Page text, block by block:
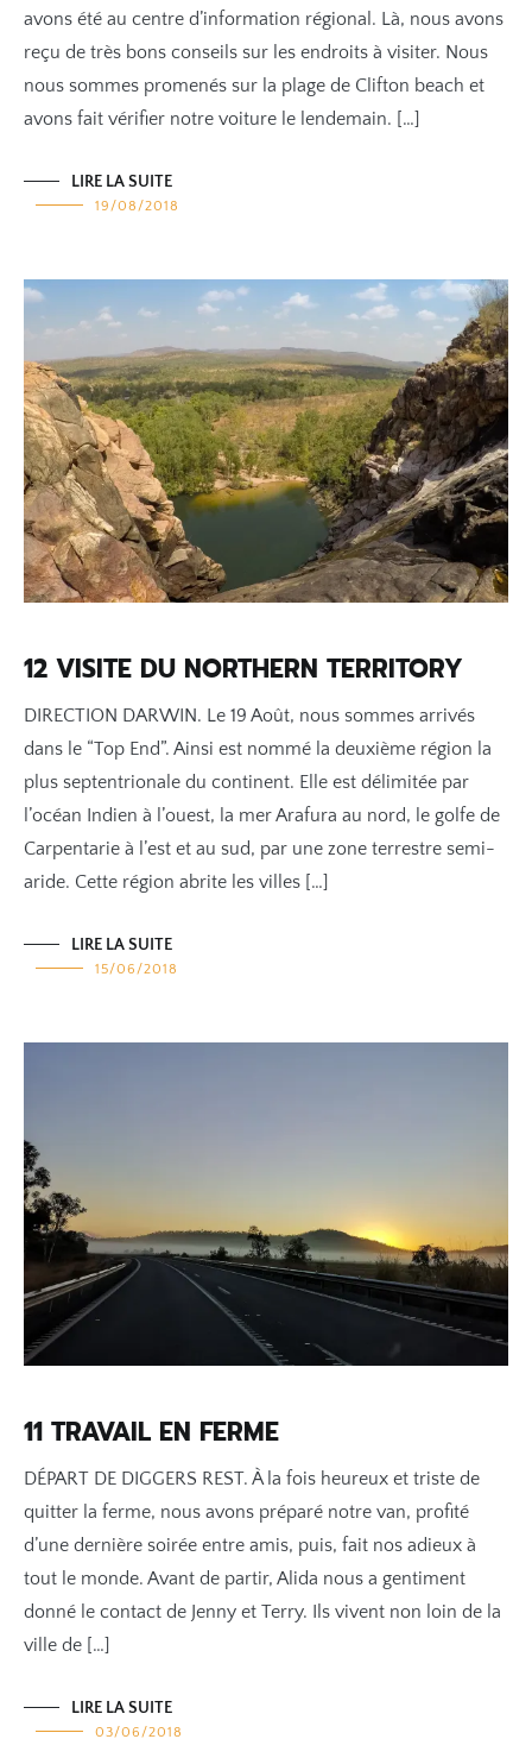
avons été au centre d’information régional. Là, nous avons
reçu de très bons conseils sur les endroits à visiter. Nous
nous sommes promenés sur la plage de Clifton beach et
avons fait vérifier notre voiture le lendemain. […]
LIRE LA SUITE
19/08/2018
12 VISITE DU NORTHERN TERRITORY
DIRECTION DARWIN. Le 19 Août, nous sommes arrivés
dans le “Top End”. Ainsi est nommé la deuxième région la
plus septentrionale du continent. Elle est délimitée par
l’océan Indien à l’ouest, la mer Arafura au nord, le golfe de
Carpentarie à l’est et au sud, par une zone terrestre semi-
aride. Cette région abrite les villes […]
LIRE LA SUITE
15/06/2018
11 TRAVAIL EN FERME
DÉPART DE DIGGERS REST. À la fois heureux et triste de
quitter la ferme, nous avons préparé notre van, profité
d’une dernière soirée entre amis, puis, fait nos adieux à
tout le monde. Avant de partir, Alida nous a gentiment
donné le contact de Jenny et Terry. Ils vivent non loin de la
ville de […]
LIRE LA SUITE
03/06/2018